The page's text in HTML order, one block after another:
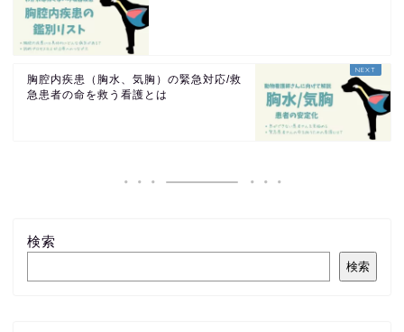
胸腔内疾患（胸水、気胸）の緊急対応/救
急患者の命を救う看護とは
検索
検索